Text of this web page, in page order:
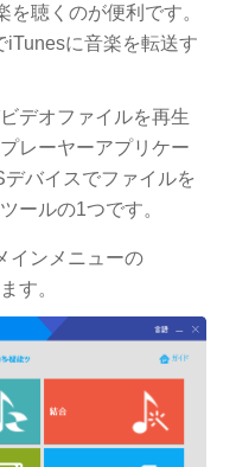
聴くのが便利です。
iTunesに音楽を転送す
デオファイルを再生
レーヤーアプリケー
バイスでファイルを
ールの1つです。
インメニューの
す。